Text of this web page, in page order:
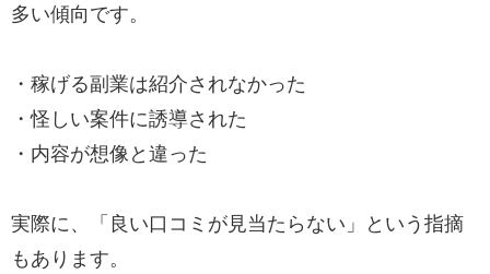
多い傾向です。
・稼げる副業は紹介されなかった
・怪しい案件に誘導された
・内容が想像と違った
実際に、「良い口コミが見当たらない」という指摘
もあります。